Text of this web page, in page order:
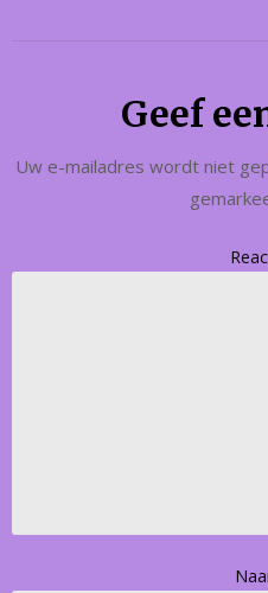
Geef
Uw e-mailadres wordt niet